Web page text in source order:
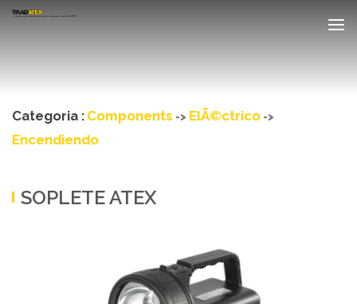
Categoria : Components -> ElÃ©ctrico ->
Encendiendo
SOPLETE ATEX